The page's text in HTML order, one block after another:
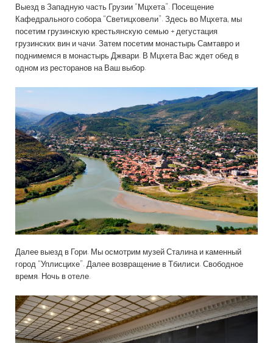
Выезд в Западную часть Грузии “Мцхета”. Посещение
Кафедрального собора “Светицховели”. Здесь во Мцхета, мы
посетим грузинскую крестьянскую семью + дегустация
грузинских вин и чачи. Затем посетим монастырь Самтавро и
поднимемся в монастырь Джвари. В Мцхета Вас ждет обед в
одном из ресторанов на Ваш выбор.
Далее выезд в Гори. Мы осмотрим музей Сталина и каменный
город “Уплисцихе”. Далее возвращение в Тбилиси. Свободное
время. Ночь в отеле.